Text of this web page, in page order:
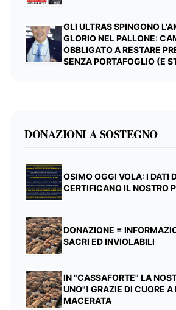
GLI ULTRAS SPINGONO
GLORIO NEL PALLONE:
OBBLIGATO A RESTARE
SENZA PORTAFOGLIO (E
DONAZIONI A SOSTEGNO
OSIMO OGGI VOLA: I DATI
CERTIFICANO IL NOSTRO
DONAZIONE =
SACRI ED INVIOLABILI
IN "CASSAFORTE" LA
UNO"! GRAZIE DI CUORE
MACERATA